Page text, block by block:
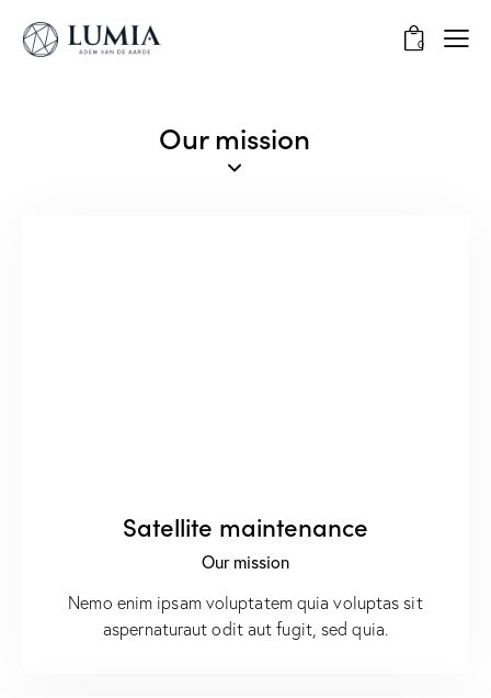
0
Our mission
Satellite maintenance
Our mission
Nemo enim ipsam voluptatem quia voluptas sit
aspernaturaut odit aut fugit, sed quia.